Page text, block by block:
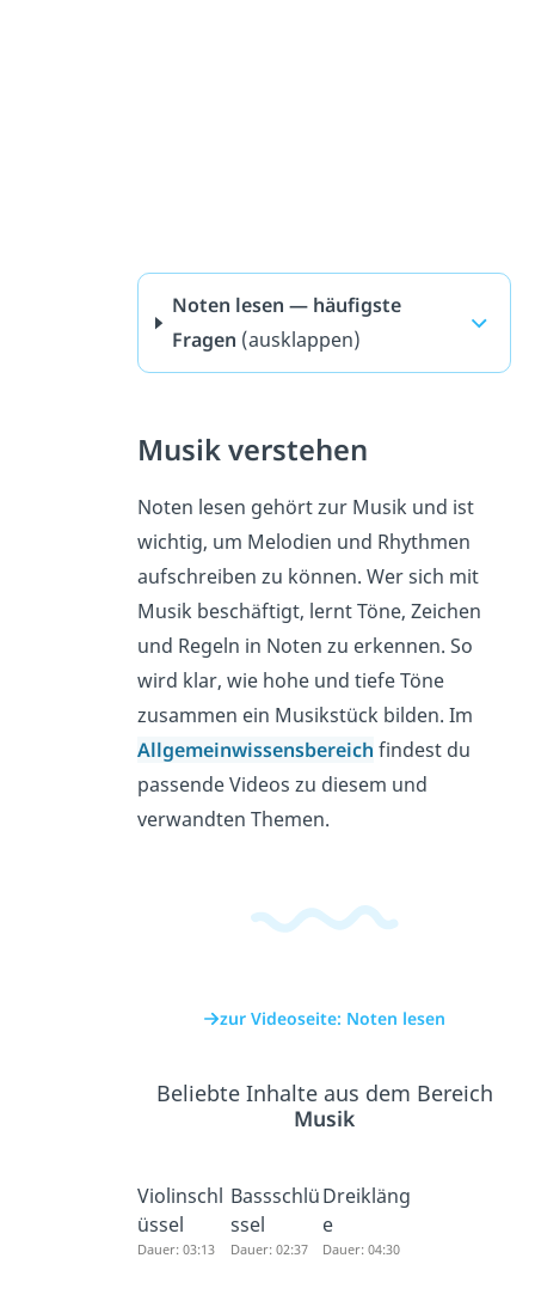
Noten lesen — häufigste
Fragen (ausklappen)
Musik verstehen
Noten lesen gehört zur Musik und ist
wichtig, um Melodien und Rhythmen
aufschreiben zu können. Wer sich mit
Musik beschäftigt, lernt Töne, Zeichen
und Regeln in Noten zu erkennen. So
wird klar, wie hohe und tiefe Töne
zusammen ein Musikstück bilden. Im
Allgemeinwissensbereich findest du
passende Videos zu diesem und
verwandten Themen.
zur Videoseite: Noten lesen
Beliebte Inhalte aus dem Bereich
Musik
Violinschl
üssel
Dauer: 03:13
Bassschlü
ssel
Dauer: 02:37
Dreikläng
e
Dauer: 04:30